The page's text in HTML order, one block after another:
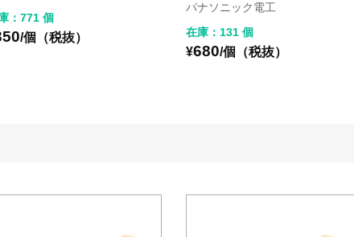
：771 個
/個（税抜）
パナソニック電工
在庫：131 個
¥680/個（税抜）